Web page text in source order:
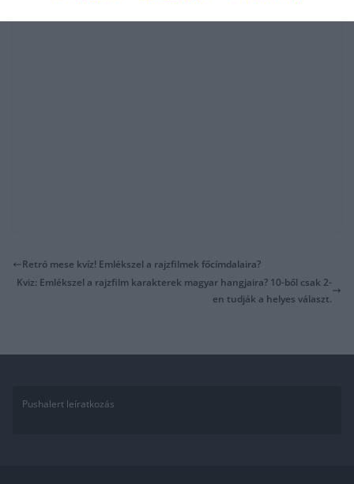
Retró mese kvíz! Emlékszel a rajzfilmek főcímdalaira?
Kviz: Emlékszel a rajzfilm karakterek magyar hangjaira? 10-ből csak 2-
en tudják a helyes választ.
Pushalert leíratkozás